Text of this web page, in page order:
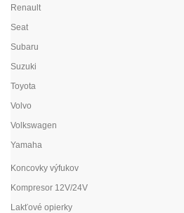
Renault
Seat
Subaru
Suzuki
Toyota
Volvo
Volkswagen
Yamaha
Koncovky výfukov
Kompresor 12V/24V
Lakťové opierky